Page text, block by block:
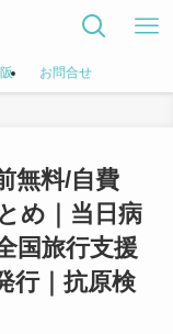
お問合せ
無料/自費
め｜当日病
国旅行支援
行｜抗原検